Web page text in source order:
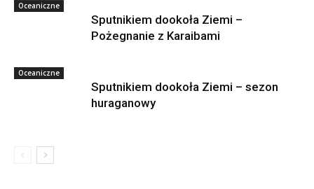
Oceaniczne
Sputnikiem dookoła Ziemi –
Pożegnanie z Karaibami
Oceaniczne
Sputnikiem dookoła Ziemi – sezon
huraganowy